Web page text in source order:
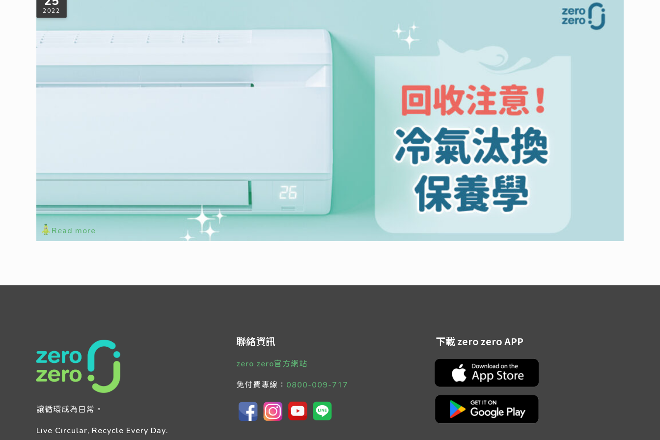
2022
回收注意，冷氣汰換挑選術，聰明節能省荷包！
炎熱夏天侵襲，戶外高溫攻擊下，讓人 24 小時只想待在冷氣房；然而節節高
Read more
讓循環成為日常。
Live Circular, Recycle Every Day.
聯絡資訊
zero zero官方網站
免付費專線： 0800-009-717
下載 zero zero APP